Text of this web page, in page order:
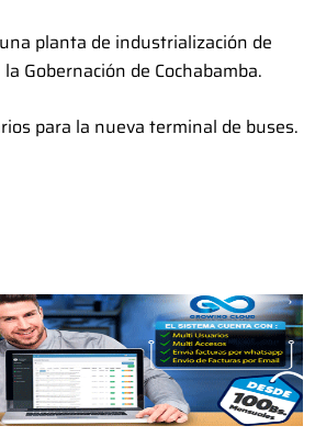
planta de industrialización de
Gobernación de Cochabamba.
para la nueva terminal de buses.